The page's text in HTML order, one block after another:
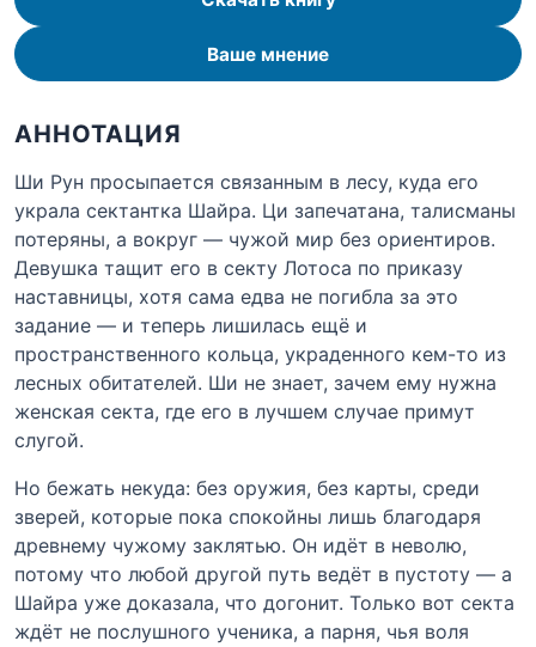
Ваше мнение
АННОТАЦИЯ
Ши Рун просыпается связанным в лесу, куда его
украла сектантка Шайра. Ци запечатана, талисманы
потеряны, а вокруг — чужой мир без ориентиров.
Девушка тащит его в секту Лотоса по приказу
наставницы, хотя сама едва не погибла за это
задание — и теперь лишилась ещё и
пространственного кольца, украденного кем-то из
лесных обитателей. Ши не знает, зачем ему нужна
женская секта, где его в лучшем случае примут
слугой.
Но бежать некуда: без оружия, без карты, среди
зверей, которые пока спокойны лишь благодаря
древнему чужому заклятью. Он идёт в неволю,
потому что любой другой путь ведёт в пустоту — а
Шайра уже доказала, что догонит. Только вот секта
ждёт не послушного ученика, а парня, чья воля